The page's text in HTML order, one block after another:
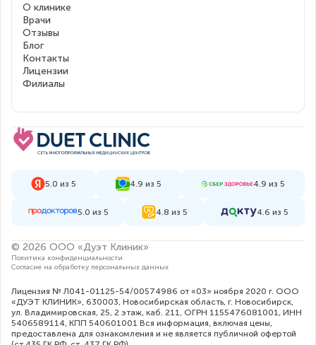
О клинике
Врачи
Отзывы
Блог
Контакты
Лицензии
Филиалы
5.0 из 5 4.9 из 5 4.9 из 5
5.0 из 5 4.8 из 5 4.6 из 5
© 2026 ООО «Дуэт Клиник»
Политика конфиденциальности
Согласие на обработку персональных данных
Лицензия № Л041-01125-54/00574986 от «03» ноября 2020 г. ООО
«ДУЭТ КЛИНИК», 630003, Новосибирская область, г. Новосибирск,
ул. Владимировская, 25, 2 этаж, каб. 211, ОГРН 1155476081001, ИНН
5406589114, КПП 540601001 Вся информация, включая цены,
предоставлена для ознакомления и не является публичной офертой